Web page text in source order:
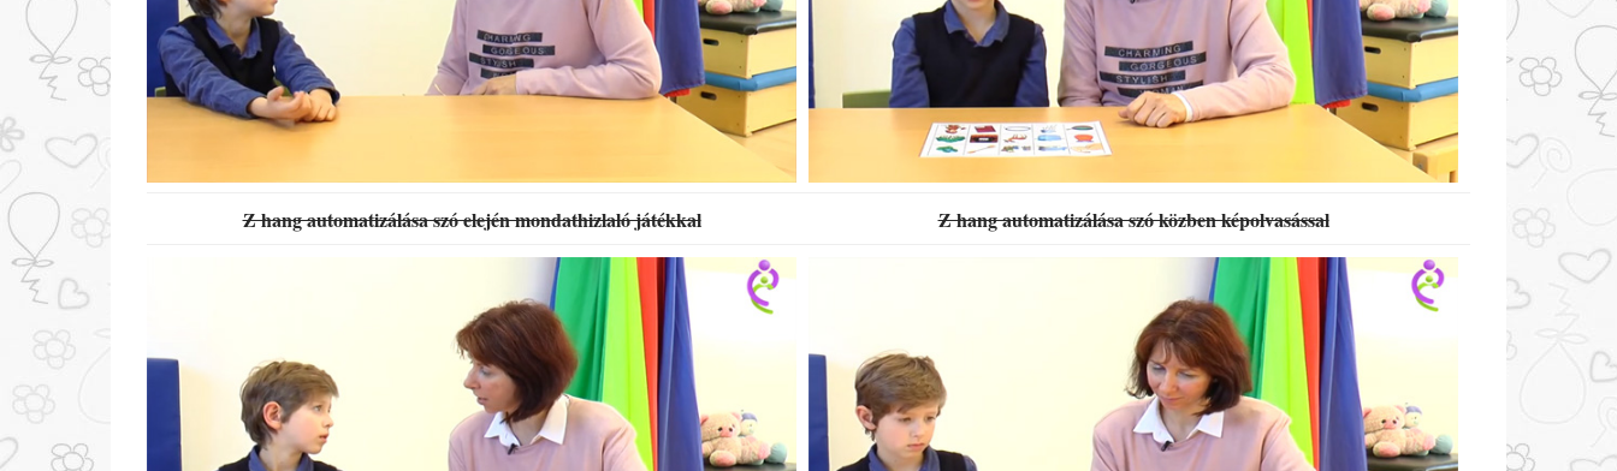
Z hang automatizálása szó elején mondathizlaló játékkal Z hang automatizálása szó közben képolvasással